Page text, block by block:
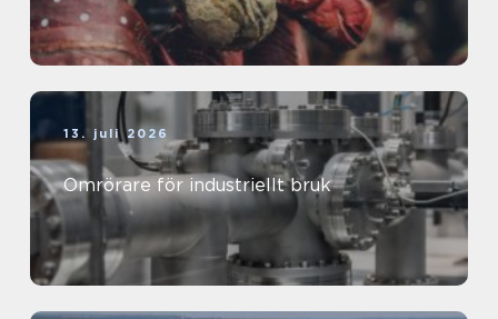
13. juli 2026
Omrörare för industriellt bruk